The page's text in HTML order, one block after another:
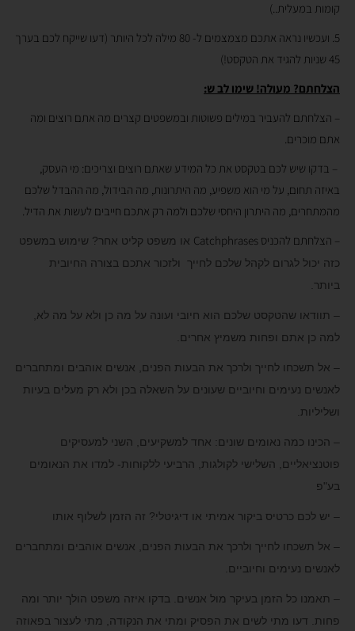
קומות במעלית..)
5. ועכשיו נראה אתכם מצמצמים ל- 80 מילה לכל היותר (דעו שייקח לכם בערך
45 שניות להגיד את הטקסט!)
הצלחתם? מעולה! שימו לב ש:
– הצלחתם להעביר במילים פשוטות ובמשפטים קצרים מה אתם רוצים ומה
אתם מוכרים.
– בדקו שיש לכם בטקסט את כל המידע שאתם רוצים וצריכים: מי העסק,
באיזה תחום, על מי הוא משפיע, מה היתרונות, מה הבידול, מה ההבדל שלכם
מהמתחרים, מה היתרון היחסי שלכם ולמה רק אתכם חייבים לעשות את הדיל.
– הצלחתם להכניס Catchphrases
או משפט קליט אחר? שימוש במשפט
כזה יכול לגרום לקהל שלכם לחייך ולזכור אתכם בצורה החיובית
ביותר.
– תוודאו שהטקסט שלכם הוא חיובי ועונה על מה כן ולא על מה לא,
למה כן אתם ופחות משמיץ אחרים.
– אל תשכחו לחייך ולרכך את הבעות הפנים, אנשים אוהבים ומתחברים
לאנשים נעימים וחיוביים שעונים על השאלה בכן ולא רק מעלים בעיות
ושליליות.
– הכינו כמה נאומים שונים: אחד למשקיעים, השני למעסיקים
פוטנציאליים, השלישי לקולגות, הרביעי ללקוחות- למדו את הנאומים
בע"פ
– יש לכם כרטיס ביקור אמיתי או דיגיטלי? זה הזמן לשלוף אותו
– אל תשכחו לחייך ולרכך את הבעות הפנים, אנשים אוהבים ומתחברים
לאנשים נעימים וחיוביים.
– תאמנו כל הזמן בעיקר מול אנשים. בדקו איזה משפט הולך יותר ומה
פחות. דעו מתי לשים את הפסיק ומתי את הנקודה, מתי לעצור בפאוזה